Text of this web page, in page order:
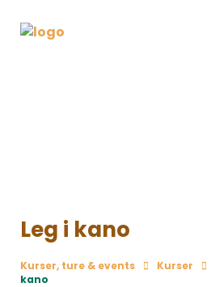
Leg i kano
Kurser, ture & events Kurser
kano